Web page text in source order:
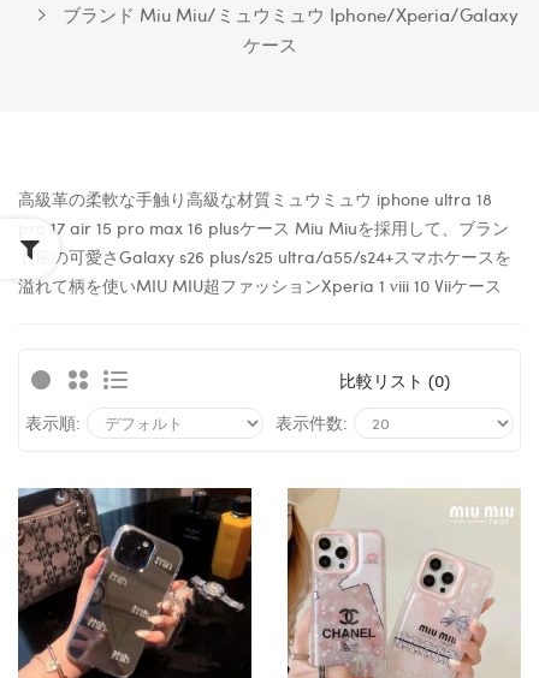
ブランド Miu Miu/ミュウミュウ Iphone/xperia/galaxy
ケース
高級革の柔軟な手触り高級な材質ミュウミュウ iphone ultra 18
pro 17 air 15 pro max 16 plusケース Miu Miuを採用して、ブラン
ド風の可愛さGalaxy s26 plus/s25 ultra/a55/s24+スマホケースを
溢れて柄を使いMIU MIU超ファッションXperia 1 viii 10 Viiケース
比較リスト (0)
表示順:
表示件数: